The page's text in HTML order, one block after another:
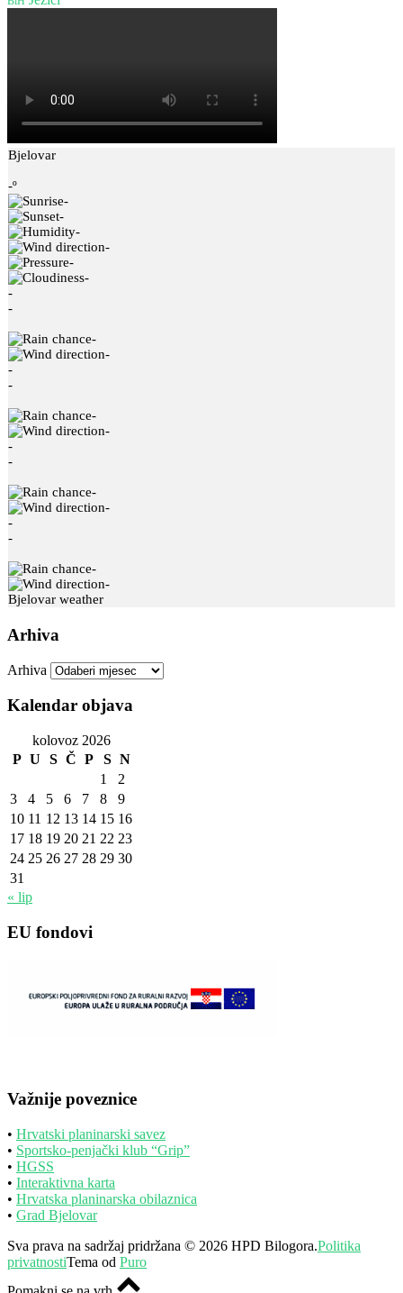
Bjelovar
-º
-
-
-
-
-
-
-
-
-
-
-
-
-
-
-
-
-
-
-
-
-
-
Bjelovar weather
Arhiva
Arhiva
Kalendar objava
kolovoz 2026
P U S Č P S N
1
2
3
4 5 6 7 8
9
10 11 12 13 14 15 16
17 18 19 20 21 22 23
24 25 26 27 28 29 30
31
« lip
EU fondovi
Važnije poveznice
• Hrvatski planinarski savez
• Sportsko-penjački klub “Grip”
• HGSS
• Interaktivna karta
• Hrvatska planinarska obilaznica
• Grad Bjelovar
Sva prava na sadržaj pridržana © 2026 HPD Bilogora.Politika
privatnostiTema od Puro